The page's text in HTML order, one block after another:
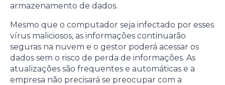
armazenamento de dados.
Mesmo que o computador seja infectado por esses
vírus maliciosos, as informações continuarão
seguras na nuvem e o gestor poderá acessar os
dados sem o risco de perda de informações. As
atualizações são frequentes e automáticas e a
empresa não precisará se preocupar com a